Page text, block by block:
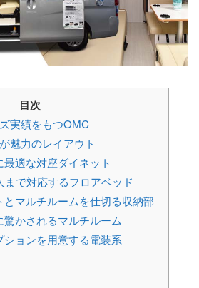
目次
実績をもつOMC
魅力のレイアウト
適な対座ダイネット
まで対応するフロアベッド
とマルチルームを仕切る収納部
驚かされるマルチルーム
ションを用意する電装系